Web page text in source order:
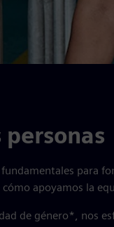
para
apoyamos la
de género*, nos